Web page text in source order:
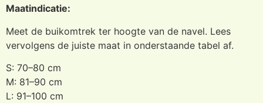
Maatindicatie:
Meet de buikomtrek ter hoogte van de navel. Lees
vervolgens de juiste maat in onderstaande tabel af.
S: 70–80 cm
M: 81–90 cm
L: 91–100 cm